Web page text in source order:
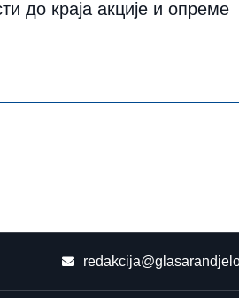
до краја акције и опреме